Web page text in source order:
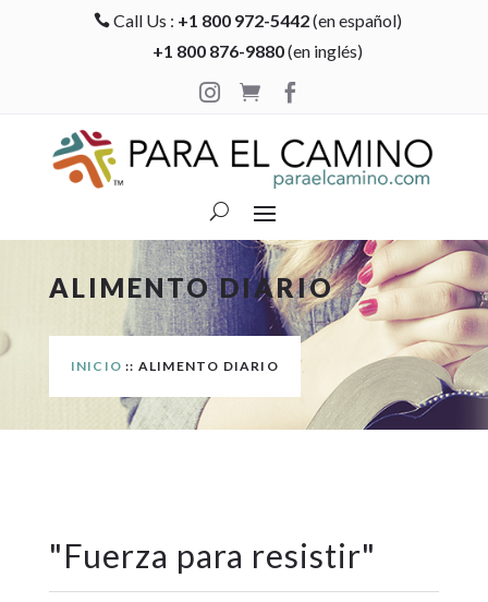
 Call Us : +1 800 972-5442(en español)
+1 800 876-9880(en inglés)

 
ALIMENTO DIARIO
INICIO :: ALIMENTO DIARIO
"Fuerza para resistir"